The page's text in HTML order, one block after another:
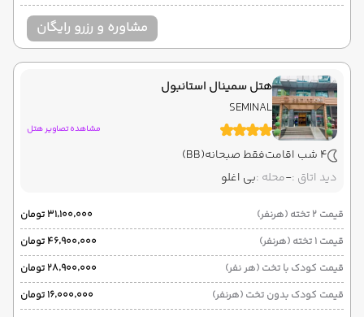
مشاوره و رزرو رایگان
هتل سمینال استانبول
SEMINAL
مشاهده تصاویر هتل
4 شب اقامت فقط صبحانه(BB)
دید اتاق :-محله :بی اغلو
قیمت 2 تخته (هرنفر)
۳۱٬۱۰۰٬۰۰۰ تومان
قیمت 1 تخته (هرنفر)
۴۶٬۹۰۰٬۰۰۰ تومان
قیمت کودک با تخت (هر نفر)
۲۸٬۹۰۰٬۰۰۰ تومان
قیمت کودک بدون تخت (هرنفر)
۱۶٬۰۰۰٬۰۰۰ تومان